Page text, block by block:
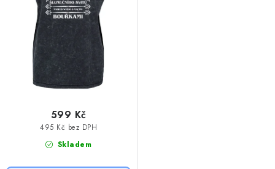
Skladem
495 Kč bez DPH
599 Kč